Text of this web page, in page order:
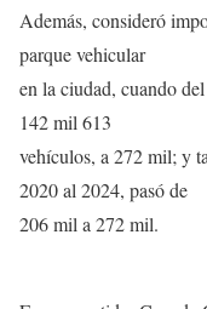
Además, consideró
parque vehicular
en la ciudad, cuando
142 mil 613
vehículos, a 272 mil; y
2020 al 2024, pasó de
206 mil a 272 mil.